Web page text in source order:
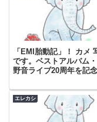
「EMI胎動記」！ カメ
です。ベストアルバム
野音ライブ20周年を記
エレカシ